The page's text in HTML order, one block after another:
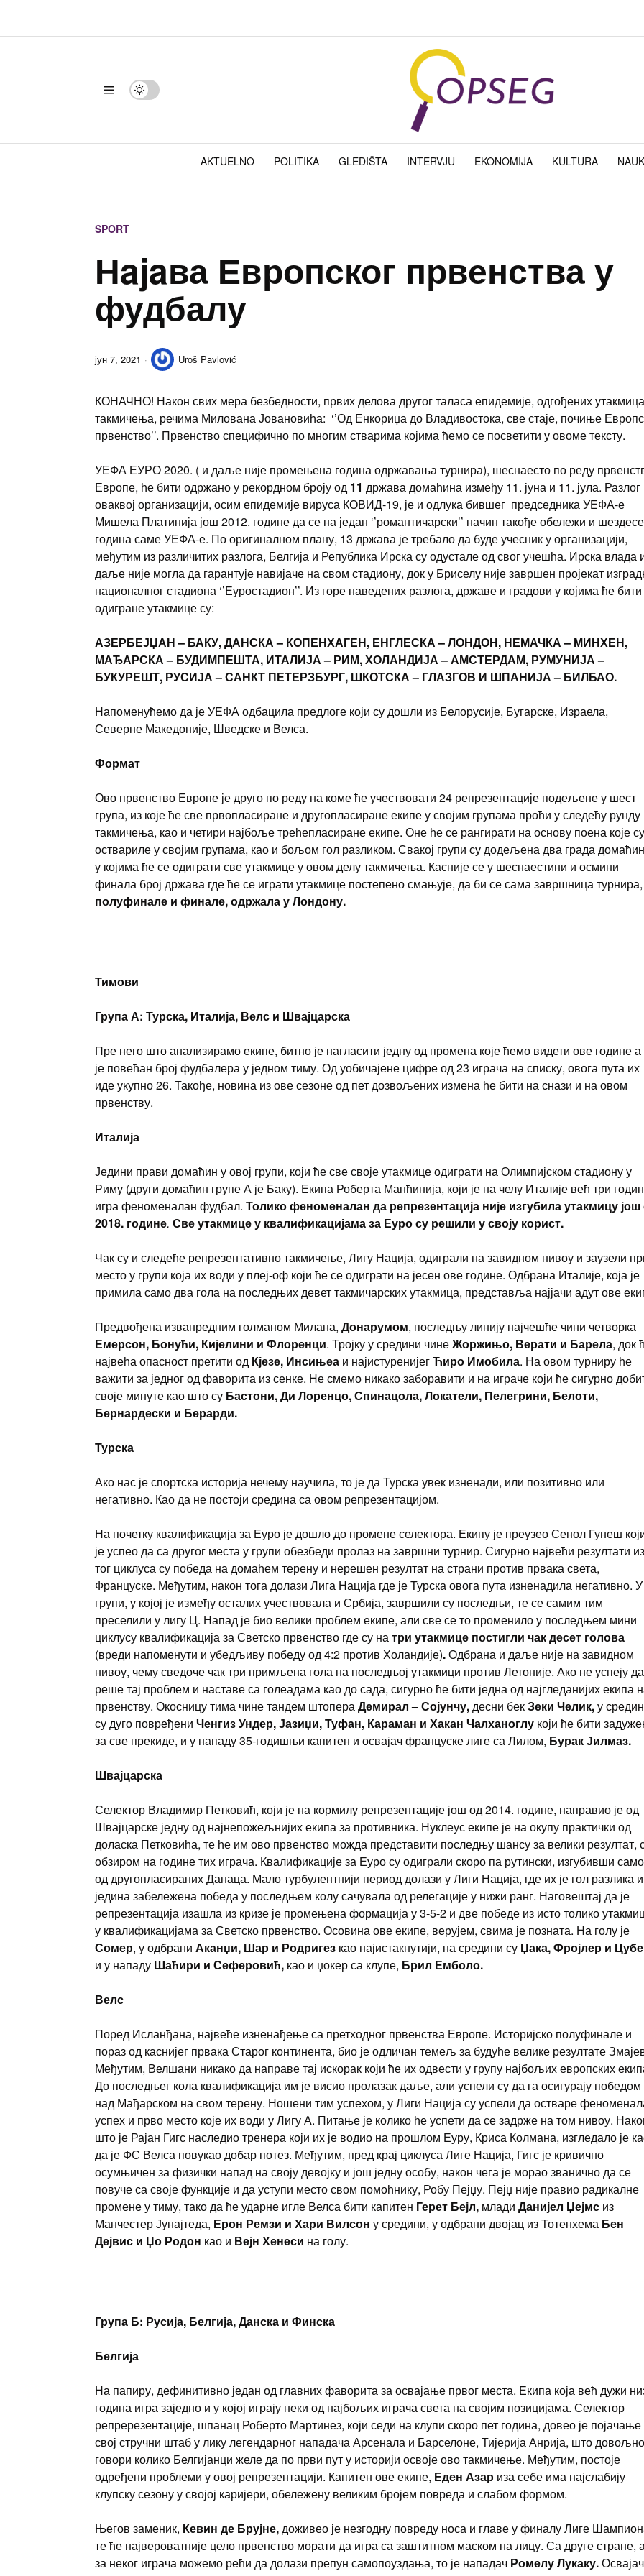
AKTUELNO POLITIKA GLEDIŠTA INTERVJU EKONOMIJA KULTURA
SPORT
Нajaва Европског првенства у
фудбалу
јун 7, 2021 Uroš Pavlović
КОНАЧНО! Након свих мера безбедности, првих делова другог таласа епидемије, одгођених
такмичења, речима Милована Јовановића: ‘’Од Енкориџа до Владивостока, све стаје, почиње
првенство’’. Првенство специфично по многим стварима којима ћемо се посветити у овоме тексту.
УЕФА ЕУРО 2020. ( и даље није промењена година одржавања турнира), шеснаесто по реду
Европе, ће бити одржано у рекордном броју од 11 држава домаћина између 11. јуна и 11. јула. Разлог
оваквој организацији, осим епидемије вируса КОВИД-19, је и одлука бившег председника УЕФА-е
Мишела Платинија још 2012. године да се на један ‘’романтичарски’’ начин такође обележи и
година саме УЕФА-е. По оригиналном плану, 13 држава је требало да буде учесник у организацији,
међутим из различитих разлога, Белгија и Република Ирска су одустале од свог учешћа. Ирска влада
даље није могла да гарантује навијаче на свом стадиону, док у Бриселу није завршен пројекат
националног стадиона ‘’Еуростадион’’. Из горе наведених разлога, државе и градови у којима ће бити
одигране утакмице су:
АЗЕРБЕЈЏАН – БАКУ, ДАНСКА – КОПЕНХАГЕН, ЕНГЛЕСКА – ЛОНДОН, НЕМАЧКА – МИНХЕН,
МАЂАРСКА – БУДИМПЕШТА, ИТАЛИЈА – РИМ, ХОЛАНДИЈА – АМСТЕРДАМ, РУМУНИЈА –
БУКУРЕШТ, РУСИЈА – САНКТ ПЕТЕРЗБУРГ, ШКОТСКА – ГЛАЗГОВ И ШПАНИЈА – БИЛБАО.
Напоменућемо да је УЕФА одбацила предлоге који су дошли из Белорусије, Бугарске, Израела,
Северне Македоније, Шведске и Велса.
Формат
Ово првенство Европе је друго по реду на коме ће учествовати 24 репрезентације подељене у шест
група, из које ће све првопласиране и другопласиране екипе у својим групама проћи у следећу рунду
такмичења, као и четири најбоље трећепласиране екипе. Оне ће се рангирати на основу поена које су
оствариле у својим групама, као и бољом гол разликом. Свакој групи су додељена два града
у којима ће се одиграти све утакмице у овом делу такмичења. Касније се у шеснаестини и осмини
финала број држава где ће се играти утакмице постепено смањује, да би се сама завршница турнира,
полуфинале и финале, одржала у Лондону.
Тимови
Група А: Турска, Италија, Велс и Швајцарска
Пре него што анализирамо екипе, битно је нагласити једну од промена које ћемо видети ове године а
је повећан број фудбалера у једном тиму. Од уобичајене цифре од 23 играча на списку, овога пута их
иде укупно 26. Такође, новина из ове сезоне од пет дозвољених измена ће бити на снази и на овом
првенству.
Италија
Једини прави домаћин у овој групи, који ће све своје утакмице одиграти на Олимпијском стадиону у
Риму (други домаћин групе А је Баку). Екипа Роберта Манћинија, који је на челу Италије већ три
игра феноменалан фудбал. Толико феноменалан да репрезентација није изгубила утакмицу
2018. године. Све утакмице у квалификацијама за Еуро су решили у своју корист.
Чак су и следеће репрезентативно такмичење, Лигу Нација, одиграли на завидном нивоу и заузели
место у групи која их води у плеј-оф који ће се одиграти на јесен ове године. Одбрана Италије, која је
примила само два гола на последњих девет такмичарских утакмица, представља најјачи адут ове
Предвођена изванредним голманом Милана, Донарумом, последњу линију најчешће чини четворка
Емерсон, Бонући, Кијелини и Флоренци. Тројку у средини чинеЖоржињо, Верати и Барела, док
највећа опасност претити од Кјезе, Инсињеа и најистуренијегЋиро Имобила. На овом турниру ће
важити за једног од фаворита из сенке. Не смемо никако заборавити и на играче који ће сигурно
своје минуте као што су Бастони, Ди Лоренцо, Спинацола, Локатели, Пелегрини, Белоти,
Бернардески и Берарди.
Турска
Ако нас је спортска историја нечему научила, то је да Турска увек изненади, или позитивно или
негативно. Као да не постоји средина са овом репрезентацијом.
На почетку квалификација за Еуро је дошло до промене селектора. Екипу је преузео Сенол Гунеш
је успео да са другог места у групи обезбеди пролаз на завршни турнир. Сигурно највећи резултати из
тог циклуса су победа на домаћем терену и нерешен резултат на страни против првака света,
Француске. Међутим, након тога долази Лига Нација где је Турска овога пута изненадила негативно. У
групи, у којој је између осталих учествовала и Србија, завршили су последњи, те се самим тим
преселили у лигу Ц. Напад је био велики проблем екипе, али све се то променило у последњем мини
циклусу квалификација за Светско првенство где су натри утакмице постигли чак десет голова
(вреди напоменути и убедљиву победу од 4:2 против Холандије).Одбрана и даље није на завидном
нивоу, чему сведоче чак три примљена гола на последњој утакмици против Летоније. Ако не успеју да
реше тај проблем и наставе са голеадама као до сада, сигурно ће бити једна од најгледанијих екипа
првенству. Окосницу тима чине тандем штопераДемирал – Сојунчу,десни бекЗеки Челик,у
су дуго повређени Ченгиз Ундер,Јазиџи, Туфан, Караман и Хакан Чалханоглу који ће бити
за све прекиде, и у нападу 35-годишњи капитен и освајач француске лиге са Лилом, Бурак Јилмаз.
Швајцарска
Селектор Владимир Петковић, који је на кормилу репрезентације још од 2014. године, направио је од
Швајцарске једну од најнепожељнијих екипа за противника. Нуклеус екипе је на окупу практички од
доласка Петковића, те ће им ово првенство можда представити последњу шансу за велики резултат,
обзиром на године тих играча. Квалификације за Еуро су одиграли скоро па рутински, изгубивши само
од другопласираних Данаца. Мало турбулентнији период долази у Лиги Нација, где их је гол разлика и
једина забележена победа у последњем колу сачувала од релегације у нижи ранг. Наговештај да је
репрезентација изашла из кризе је промењена формација у 3-5-2 и две победе из исто толико
у квалификацијама за Светско првенство. Осовина ове екипе, верујем, свима је позната. На голу је
Сомер, у одбрани Аканџи, Шар и Родригез као најистакнутији, на средини су Џака, Фројлер и
и у нападу Шаћири и Сеферовић, као и џокер са клупе, Брил Емболо.
Велс
Поред Исланђана, највеће изненађење са претходног првенства Европе. Историјско полуфинале и
пораз од каснијег првака Старог континента, био је одличан темељ за будуће велике резултате
Међутим, Велшани никако да направе тај искорак који ће их одвести у групу најбољих европских
До последњег кола квалификација им је висио пролазак даље, али успели су да га осигурају победом
над Мађарском на свом терену. Ношени тим успехом, у Лиги Нација су успели да остваре
успех и прво место које их води у Лигу А. Питање је колико ће успети да се задрже на том нивоу.
што је Рајан Гигс наследио тренера који их је водио на прошлом Еуру, Криса Колмана, изгледало је
да је ФС Велса повукао добар потез. Међутим, пред крај циклуса Лиге Нација, Гигс је кривично
осумњичен за физички напад на своју девојку и још једну особу, након чега је морао званично да се
повуче са своје функције и да уступи место свом помоћнику, Робу Пејџу. Пејџ није правио радикалне
промене у тиму, тако да ће ударне игле Велса бити капитен Герет Бејл, млади Данијел Џејмс из
Манчестер Јунајтеда, Ерон Ремзи и Хари Вилсон у средини, у одбрани двојац из Тотенхема Бен
Дејвис и Џо Родон као и Вејн Хенеси на голу.
Група Б: Русија, Белгија, Данска и Финска
Белгија
На папиру, дефинитивно један од главних фаворита за освајање првог места. Екипа која већ дужи
година игра заједно и у којој играју неки од најбољих играча света на својим позицијама. Селектор
репререзентације, шпанац Роберто Мартинез, који седи на клупи скоро пет година, довео је појачање
свој стручни штаб у лику легендарног нападача Арсенала и Барселоне, Тијерија Анрија, што довољно
говори колико Белгијанци желе да по први пут у историји освоје ово такмичење. Међутим, постоје
одређени проблеми у овој репрезентацији. Капитен ове екипе, Еден Азар иза себе има најслабију
клупску сезону у својој каријери, обележену великим бројем повреда и слабом формом.
Његов заменик, Кевин де Брујне,доживео је незгодну повреду носа и главе у финалу Лиге
те ће највероватније цело првенство морати да игра са заштитном маском на лицу. Са друге стране,
за неког играча можемо рећи да долази препун самопоуздања, то је нападач Ромелу Лукаку.Освајач